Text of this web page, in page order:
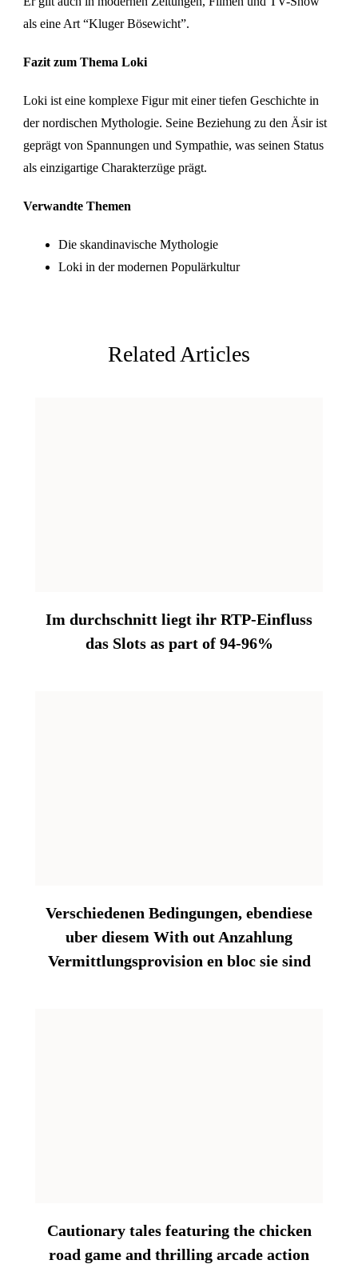
als eine Art “Kluger Bösewicht”.
Fazit zum Thema Loki
Loki ist eine komplexe Figur mit einer tiefen Geschichte in
der nordischen Mythologie. Seine Beziehung zu den Äsir ist
geprägt von Spannungen und Sympathie, was seinen Status
als einzigartige Charakterzüge prägt.
Verwandte Themen
Die skandinavische Mythologie
Loki in der modernen Populärkultur
Related Articles
Im durchschnitt liegt ihr RTP-Einfluss
das Slots as part of 94-96%
Verschiedenen Bedingungen, ebendiese
uber diesem With out Anzahlung
Vermittlungsprovision en bloc sie sind
Cautionary tales featuring the chicken
road game and thrilling arcade action